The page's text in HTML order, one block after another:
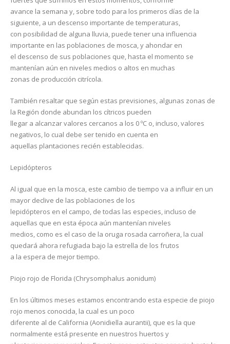
avance la semana y, sobre todo para los primeros días de la
siguiente, a un descenso importante de temperaturas,
con posibilidad de alguna lluvia, puede tener una influencia
importante en las poblaciones de mosca, y ahondar en
el descenso de sus poblaciones que, hasta el momento se
mantenían aún en niveles medios o altos en muchas
zonas de producción citrícola.
También resaltar que según estas previsiones, algunas zonas de
la Región donde abundan los cítricos pueden
llegar a alcanzar valores cercanos a los 0 ºC o, incluso, valores
negativos, lo cual debe ser tenido en cuenta en
aquellas plantaciones recién establecidas.
Lepidópteros
Al igual que en la mosca, este cambio de tiempo va a influir en un
mayor declive de las poblaciones de los
lepidópteros en el campo, de todas las especies, incluso de
aquellas que en esta época aún mantenían niveles
medios, como es el caso de la oruga rosada carroñera, la cual
quedará ahora refugiada bajo la estrella de los frutos
a la espera de mejor tiempo.
Piojo rojo de Florida (Chrysomphalus aonidum)
En los últimos meses estamos encontrando esta especie de piojo
rojo menos conocida, la cual es un poco
diferente al de California (Aonidiella aurantii), que es la que
normalmente está presente en nuestros huertos y